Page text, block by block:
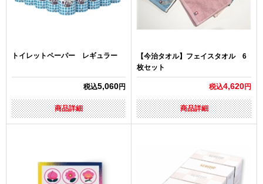
トイレットペーパー レギュラー
税込5,060円
商品詳細
【今治タオル】フェイスタオル 6
枚セット
税込4,620円
商品詳細